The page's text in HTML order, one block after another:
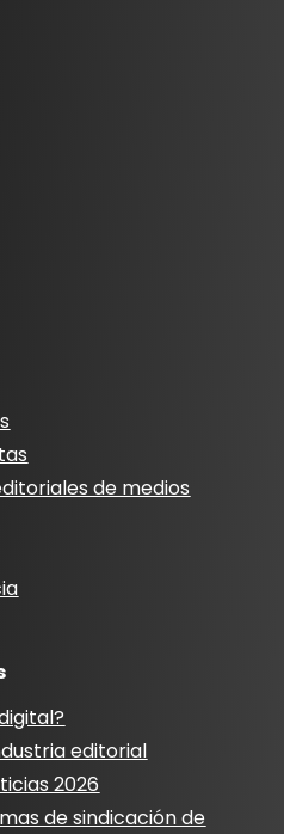
de medios
editorial
2026
de sindicación de